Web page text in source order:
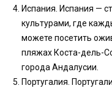
Испания. Испания —
культурами, где
можете посетить
пляжах Коста-дель-
города Андалусии.
Португалия.